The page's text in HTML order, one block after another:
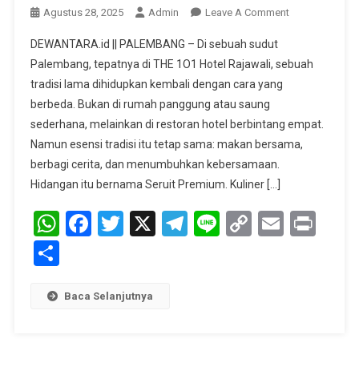
Agustus 28, 2025 Admin Leave A CommentOn
Dari
Premium
DEWANTARA.id || PALEMBANG – Di sebuah sudut
Palembang, tepatnya di THE 1O1 Hotel Rajawali, sebuah
tradisi lama dihidupkan kembali dengan cara yang
berbeda. Bukan di rumah panggung atau saung
sederhana, melainkan di restoran hotel berbintang empat.
Namun esensi tradisi itu tetap sama: makan bersama,
berbagi cerita, dan menumbuhkan kebersamaan.
Hidangan itu bernama Seruit Premium. Kuliner […]
WhatsApp
Facebook
Twitter
X Telegram
LineCopyEmail
Baca Selanjutnya